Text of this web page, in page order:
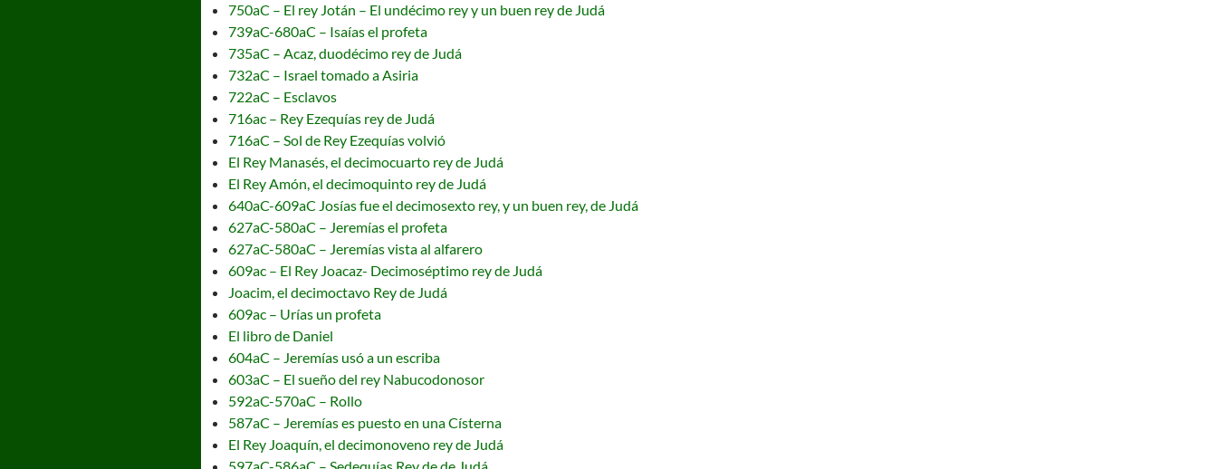
750aC – El rey Jotán – El undécimo rey y un buen rey de Judá
739aC-680aC – Isaías el profeta
735aC – Acaz, duodécimo rey de Judá
732aC – Israel tomado a Asiria
722aC – Esclavos
716ac – Rey Ezequías rey de Judá
716aC – Sol de Rey Ezequías volvió
El Rey Manasés, el decimocuarto rey de Judá
El Rey Amón, el decimoquinto rey de Judá
640aC-609aC Josías fue el decimosexto rey, y un buen rey, de Judá
627aC-580aC – Jeremías el profeta
627aC-580aC – Jeremías vista al alfarero
609ac – El Rey Joacaz- Decimoséptimo rey de Judá
Joacim, el decimoctavo Rey de Judá
609ac – Urías un profeta
El libro de Daniel
604aC – Jeremías usó a un escriba
603aC – El sueño del rey Nabucodonosor
592aC-570aC – Rollo
587aC – Jeremías es puesto en una Císterna
El Rey Joaquín, el decimonoveno rey de Judá